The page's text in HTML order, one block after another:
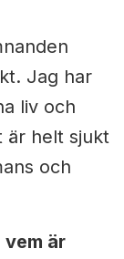
Jag har
liv och
är helt sjukt
och
vem är